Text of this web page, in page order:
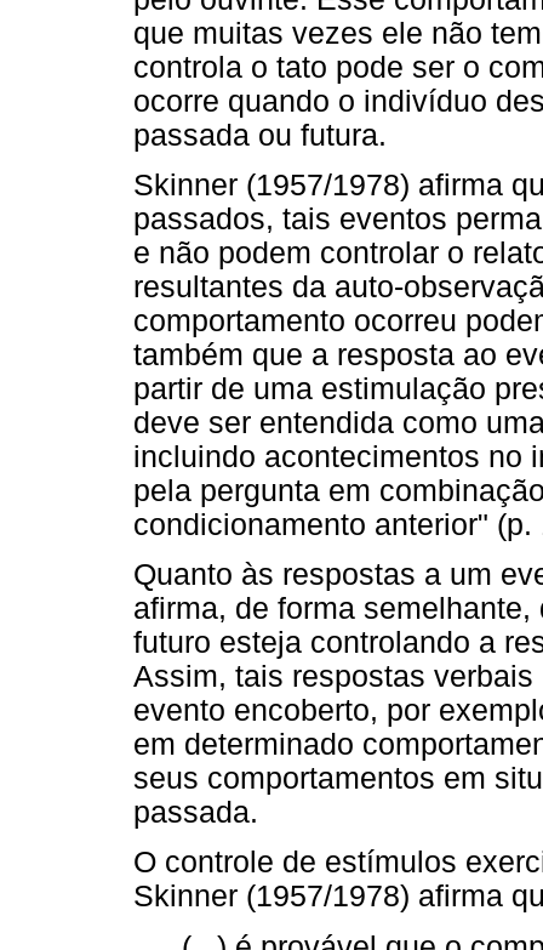
que muitas vezes ele não
controla o tato pode ser o
ocorre quando o indivíduo
passada ou futura.
Skinner (1957/1978) afirma
passados, tais eventos
e não podem controlar o
resultantes da auto-
comportamento ocorreu
também que a resposta ao
partir de uma estimulação
deve ser entendida como
incluindo acontecimentos no
pela pergunta em
condicionamento anterior" (p.
Quanto às respostas a um
afirma, de forma
futuro esteja controlando a
Assim, tais respostas
evento encoberto, por
em determinado
seus comportamentos em
passada.
O controle de estímulos
Skinner (1957/1978) afirma